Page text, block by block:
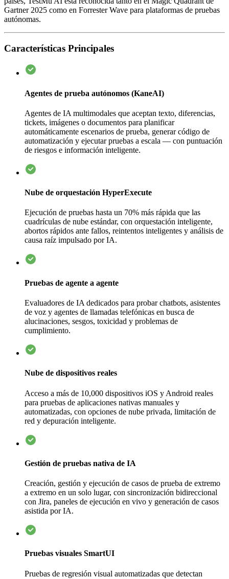
Gartner 2025 como en Forrester Wave para plataformas de pruebas
autónomas.
Características Principales
Agentes de prueba autónomos (KaneAI)
Agentes de IA multimodales que aceptan texto, diferencias,
tickets, imágenes o documentos para planificar
automáticamente escenarios de prueba, generar código de
automatización y ejecutar pruebas a escala — con puntuación
de riesgos e información inteligente.
Nube de orquestación HyperExecute
Ejecución de pruebas hasta un 70% más rápida que las
cuadrículas de nube estándar, con orquestación inteligente,
abortos rápidos ante fallos, reintentos inteligentes y análisis de
causa raíz impulsado por IA.
Pruebas de agente a agente
Evaluadores de IA dedicados para probar chatbots, asistentes
de voz y agentes de llamadas telefónicas en busca de
alucinaciones, sesgos, toxicidad y problemas de
cumplimiento.
Nube de dispositivos reales
Acceso a más de 10,000 dispositivos iOS y Android reales
para pruebas de aplicaciones nativas manuales y
automatizadas, con opciones de nube privada, limitación de
red y depuración inteligente.
Gestión de pruebas nativa de IA
Creación, gestión y ejecución de casos de prueba de extremo
a extremo en un solo lugar, con sincronización bidireccional
con Jira, paneles de ejecución en vivo y generación de casos
asistida por IA.
Pruebas visuales SmartUI
Pruebas de regresión visual automatizadas que detectan